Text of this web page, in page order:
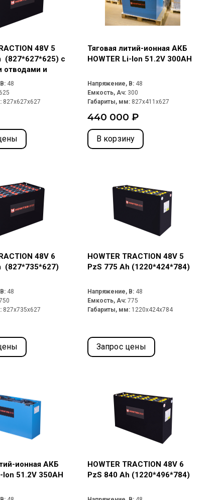
48V 5
(827*627*625) с
отводами и
320A
48
625
827x627x627
Тяговая литий-ионная АКБ
HOWTER Li-Ion 51.2V 300AH
Напряжение, В: 48
Емкость, Ач: 300
Габариты, мм: 827x411x627
440 000 ₽
В корзину
48V 6
(827*735*627)
48
827x735x627
HOWTER TRACTION 48V 5
PzS 775 Ah (1220*424*784)
Напряжение, В: 48
Емкость, Ач: 775
Габариты, мм: 1220x424x784
Запрос цены
ионная АКБ
Ion 51.2V 350AH
HOWTER TRACTION 48V 6
PzS 840 Ah (1220*496*784)